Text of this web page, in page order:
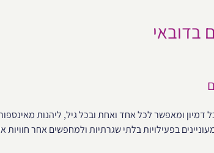
בדובאי
דמיון ומאפשר לכל אחד ואחת ובכל גיל, ליהנות
בפעילויות בלתי שגרתיות ולמחפשים אחר חוויות